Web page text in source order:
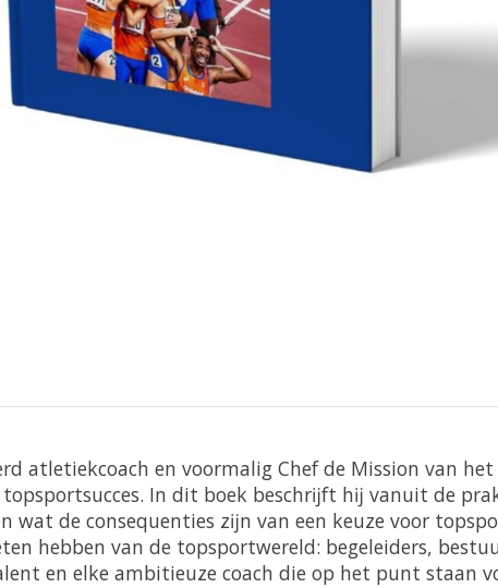
atletiekcoach en voormalig Chef de Mission van
In dit boek beschrĳft hĳ vanuit de
de consequenties zĳn van een keuze voor
hebben van de topsportwereld: begeleiders,
en elke ambitieuze coach die op het punt staan